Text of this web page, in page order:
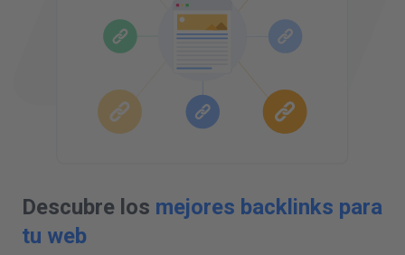
Descubre los mejores backlinks para
tu web